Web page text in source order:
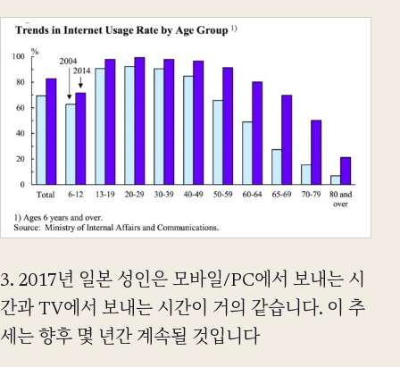
3. 2017년 일본 성인은 모바일/PC에서 보내는 시
간과 TV에서 보내는 시간이 거의 같습니다. 이 추
세는 향후 몇 년간 계속될 것입니다